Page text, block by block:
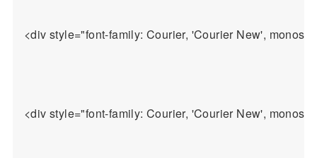
<div style="font-family: Courier, 'Courier New',
<div style="font-family: Courier, 'Courier New',